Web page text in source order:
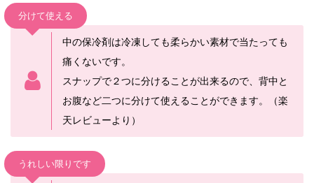
分けて使える
中の保冷剤は冷凍しても柔らかい素材で当たっても
痛くないです。
スナップで２つに分けることが出来るので、背中と
お腹など二つに分けて使えることができます。（楽
天レビューより）
うれしい限りです